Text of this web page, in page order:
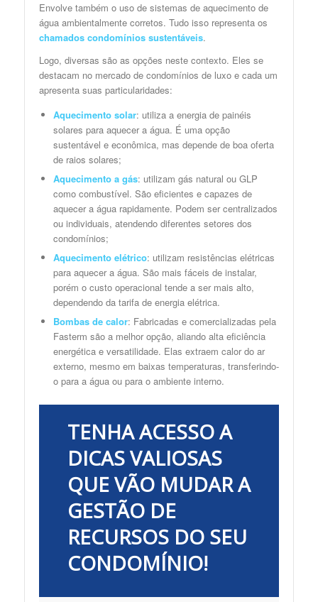
Envolve também o uso de sistemas de aquecimento de
água ambientalmente corretos. Tudo isso representa os
chamados condomínios sustentáveis.
Logo, diversas são as opções neste contexto. Eles se
destacam no mercado de condomínios de luxo e cada um
apresenta suas particularidades:
Aquecimento solar: utiliza a energia de painéis
solares para aquecer a água. É uma opção
sustentável e econômica, mas depende de boa oferta
de raios solares;
Aquecimento a gás: utilizam gás natural ou GLP
como combustível. São eficientes e capazes de
aquecer a água rapidamente. Podem ser centralizados
ou individuais, atendendo diferentes setores dos
condomínios;
Aquecimento elétrico: utilizam resistências elétricas
para aquecer a água. São mais fáceis de instalar,
porém o custo operacional tende a ser mais alto,
dependendo da tarifa de energia elétrica.
Bombas de calor: Fabricadas e comercializadas pela
Fasterm são a melhor opção, aliando alta eficiência
energética e versatilidade. Elas extraem calor do ar
externo, mesmo em baixas temperaturas, transferindo-
o para a água ou para o ambiente interno.
TENHA ACESSO A
DICAS VALIOSAS
QUE VÃO MUDAR A
GESTÃO DE
RECURSOS DO SEU
CONDOMÍNIO!